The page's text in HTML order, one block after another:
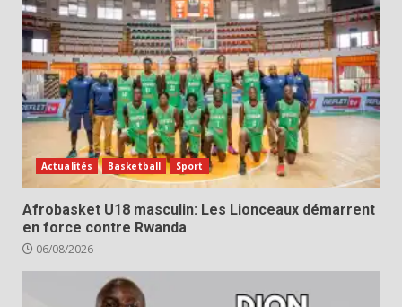
Actualités Basketball Sport
Afrobasket U18 masculin: Les Lionceaux démarrent
en force contre Rwanda
06/08/2026